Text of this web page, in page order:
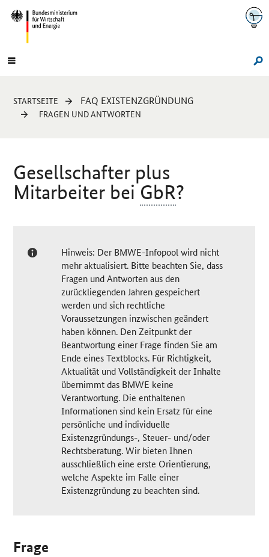
Navigation
Hauptmenü
Sie
sind
STARTSEITE FAQ EXISTENZGRÜNDUNG
FRAGEN UND ANTWORTEN
Gesellschafter plus
Mitarbeiter bei GbR?
Hinweis: Der BMWE-Infopool wird nicht
mehr aktualisiert. Bitte beachten Sie, dass
Fragen und Antworten aus den
zurückliegenden Jahren gespeichert
werden und sich rechtliche
Voraussetzungen inzwischen geändert
haben können. Den Zeitpunkt der
Beantwortung einer Frage finden Sie am
Ende eines Textblocks. Für Richtigkeit,
Aktualität und Vollständigkeit der Inhalte
übernimmt das BMWE keine
Verantwortung. Die enthaltenen
Informationen sind kein Ersatz für eine
persönliche und individuelle
Existenzgründungs-, Steuer- und/oder
Rechtsberatung. Wir bieten Ihnen
ausschließlich eine erste Orientierung,
welche Aspekte im Falle einer
Existenzgründung zu beachten sind.
Frage